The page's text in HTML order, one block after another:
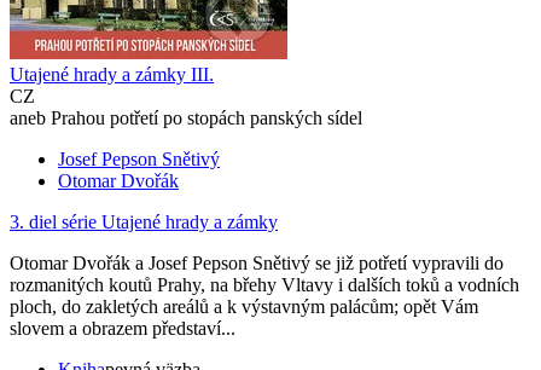
Utajené hrady a zámky III.
CZ
aneb Prahou potřetí po stopách panských sídel
Josef Pepson Snětivý
Otomar Dvořák
3. diel série Utajené hrady a zámky
Otomar Dvořák a Josef Pepson Snětivý se již potřetí vypravili do
rozmanitých koutů Prahy, na břehy Vltavy i dalších toků a vodních
ploch, do zakletých areálů a k výstavným palácům; opět Vám
slovem a obrazem představí...